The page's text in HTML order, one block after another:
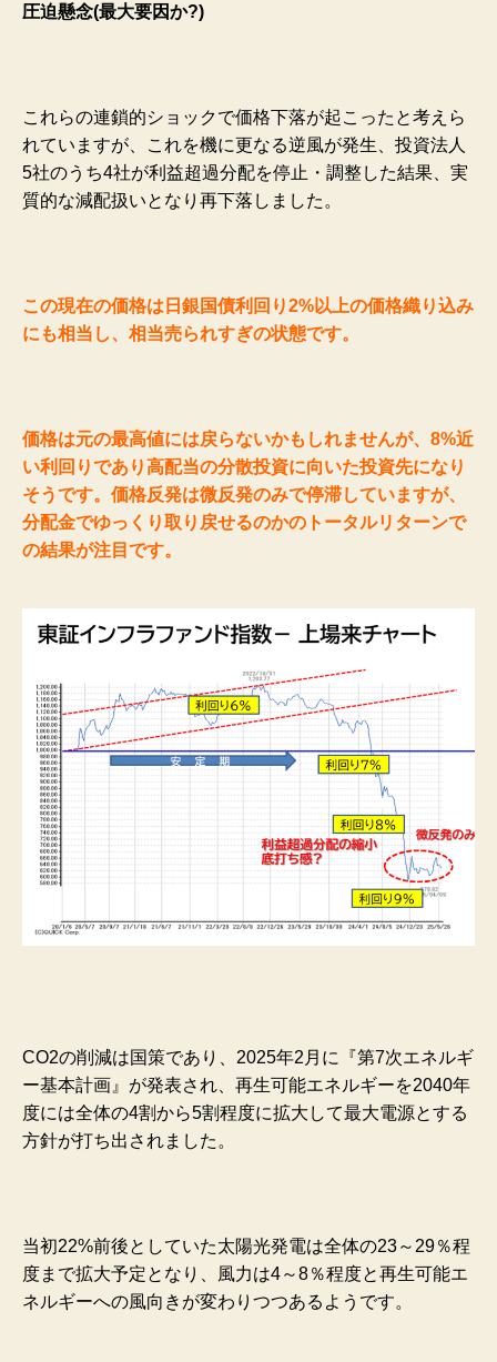
圧迫懸念(最大要因か?)
これらの連鎖的ショックで価格下落が起こったと考えら
れていますが、これを機に更なる逆風が発生、投資法人
5社のうち4社が利益超過分配を停止・調整した結果、実
質的な減配扱いとなり再下落しました。
この現在の価格は日銀国債利回り2%以上の価格織り込み
にも相当し、相当売られすぎの状態です。
価格は元の最高値には戻らないかもしれませんが、8%近
い利回りであり高配当の分散投資に向いた投資先になり
そうです。価格反発は微反発のみで停滞していますが、
分配金でゆっくり取り戻せるのかのトータルリターンで
の結果が注目です。
CO2の削減は国策であり、2025年2月に『第7次エネルギ
ー基本計画』が発表され、再生可能エネルギーを2040年
度には全体の4割から5割程度に拡大して最大電源とする
方針が打ち出されました。
当初22%前後としていた太陽光発電は全体の23～29％程
度まで拡大予定となり、風力は4～8％程度と再生可能エ
ネルギーへの風向きが変わりつつあるようです。